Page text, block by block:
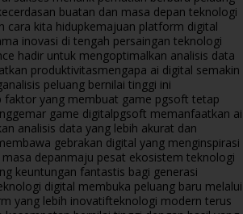
buatan dan masa depan teknologi
cara kita hidupkemajuan platform digital
inovasi di tengah persaingan teknologi
hadir untuk mengoptimalkan analisis data
produktivitasmengapa ai digital semakin
peluang bernilai tinggi ini
faktor yang membuat game pgsoft tetap
game digitalpgsoft memanfaatkan ai
analisis data yang lebih akurat dan
gebrakan digital yang menginspirasi
depanmaju pesat ekosistem teknologi
keuntungan fantastis bagi generasi
digital membuka peluang baru melalui
yang lebih inovatifteknologi modern terus